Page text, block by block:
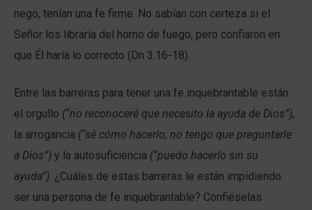
nego, tenían una fe firme. No sabían con certeza si el
Señor los libraría del horno de fuego, pero confiaron en
que Él haría lo correcto (Dn 3.16-18).
Entre las barreras para tener una fe inquebrantable están
el orgullo (“no reconoceré que necesito la ayuda de Dios”),
la arrogancia (“sé cómo hacerlo; no tengo que preguntarle
a Dios”) y la autosuficiencia (“puedo hacerlo sin su
ayuda”). ¿Cuáles de estas barreras le están impidiendo
ser una persona de fe inquebrantable? Confiéselas